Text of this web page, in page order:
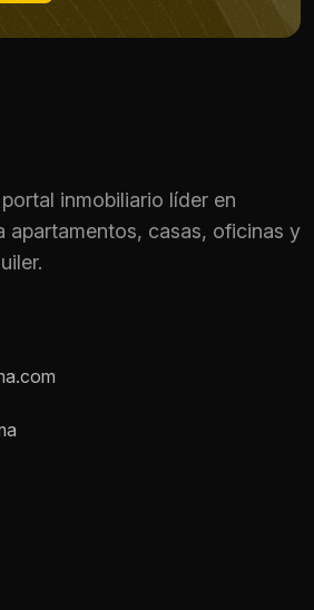
inmobiliario líder en
apartamentos, casas, oficinas y